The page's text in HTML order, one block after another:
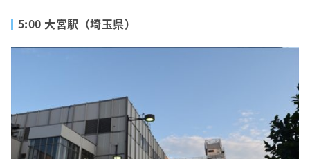
5:00 大宮駅（埼玉県）